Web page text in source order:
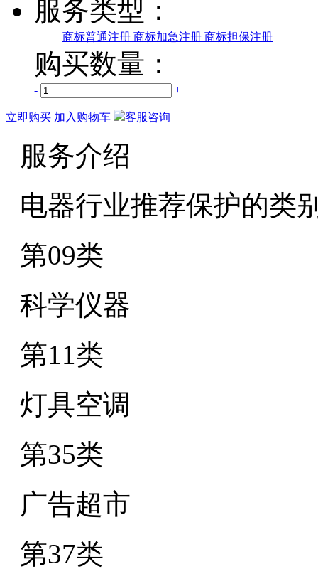
服务类型：
商标普通注册 商标加急注册 商标担保注册
购买数量：
- +
立即购买 加入购物车 客服咨询
服务介绍
电器行业推荐保护的类
第09类
科学仪器
第11类
灯具空调
第35类
广告超市
第37类